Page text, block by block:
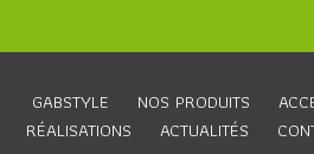
GABSTYLE NOS PRODUITS
RÉALISATIONS
ACTUALITÉS